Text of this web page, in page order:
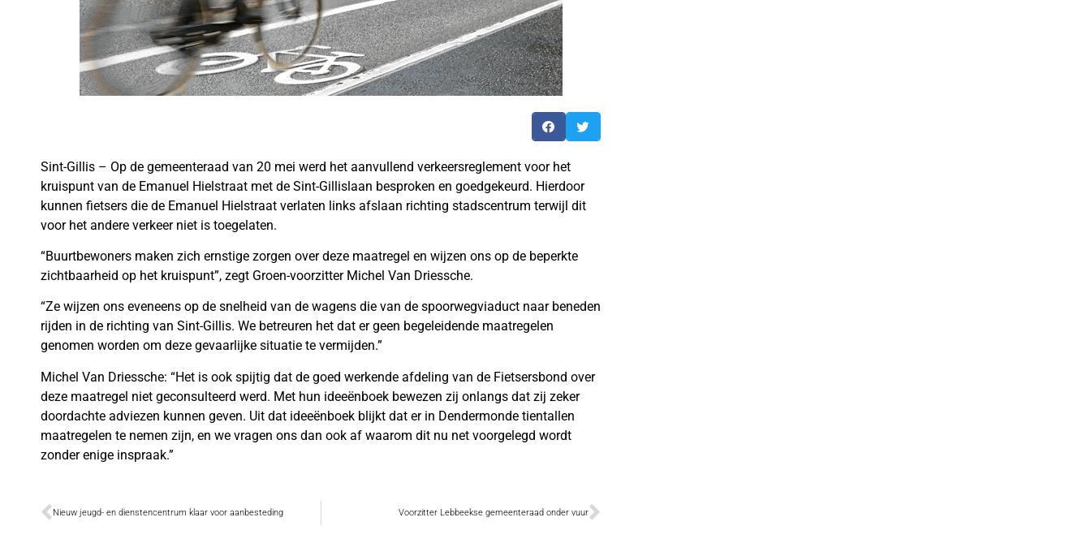
Sint-Gillis – Op de gemeenteraad van 20 mei werd het aanvullend verkeersreglement voor het
kruispunt van de Emanuel Hielstraat met de Sint-Gillislaan besproken en goedgekeurd. Hierdoor
kunnen fietsers die de Emanuel Hielstraat verlaten links afslaan richting stadscentrum terwijl dit
voor het andere verkeer niet is toegelaten.
“Buurtbewoners maken zich ernstige zorgen over deze maatregel en wijzen ons op de beperkte
zichtbaarheid op het kruispunt”, zegt Groen-voorzitter Michel Van Driessche.
“Ze wijzen ons eveneens op de snelheid van de wagens die van de spoorwegviaduct naar beneden
rijden in de richting van Sint-Gillis. We betreuren het dat er geen begeleidende maatregelen
genomen worden om deze gevaarlijke situatie te vermijden.”
Michel Van Driessche: “Het is ook spijtig dat de goed werkende afdeling van de Fietsersbond over
deze maatregel niet geconsulteerd werd. Met hun ideeënboek bewezen zij onlangs dat zij zeker
doordachte adviezen kunnen geven. Uit dat ideeënboek blijkt dat er in Dendermonde tientallen
maatregelen te nemen zijn, en we vragen ons dan ook af waarom dit nu net voorgelegd wordt
zonder enige inspraak.”
Nieuw jeugd- en dienstencentrum klaar voor aanbesteding Voorzitter Lebbeekse gemeenteraad onder vuur